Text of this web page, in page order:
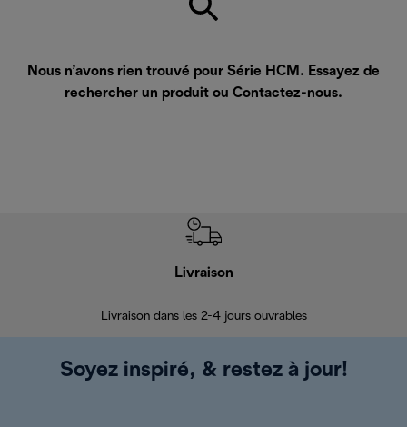
Nous n’avons rien trouvé pour Série HCM. Essayez de
rechercher un produit ou Contactez-nous.
Livraison
Livraison dans les 2-4 jours ouvrables
Soyez inspiré, & restez à jour!